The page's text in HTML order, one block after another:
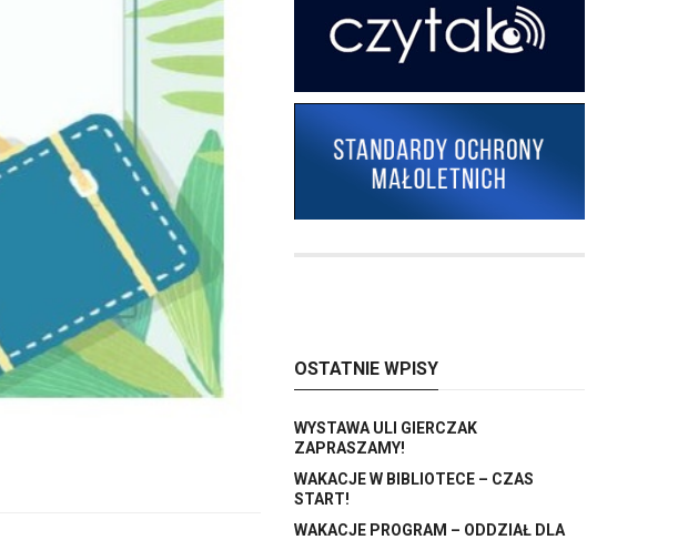
OSTATNIE WPISY
WYSTAWA ULI GIERCZAK
ZAPRASZAMY!
WAKACJE W BIBLIOTECE – CZAS
START!
WAKACJE PROGRAM – ODDZIAŁ DLA